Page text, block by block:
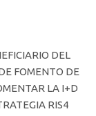
DEL
FOMENTO DE
LA I+D
RIS4